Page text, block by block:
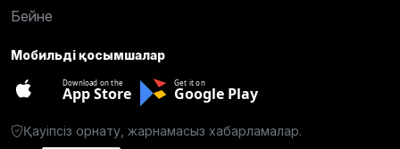
Бейне
Мобильді қосымшалар
Download on the
App Store
Get it on
Google Play
Қауіпсіз орнату, жарнамасыз хабарламалар.